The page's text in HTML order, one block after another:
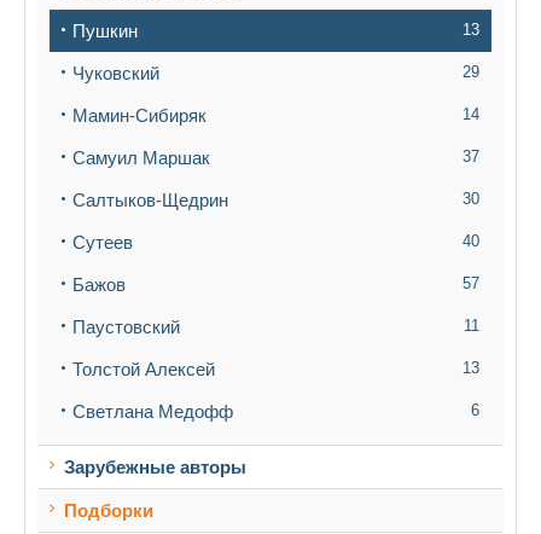
Пушкин 13
Чуковский 29
Мамин-Сибиряк 14
Самуил Маршак 37
Салтыков-Щедрин 30
Сутеев 40
Бажов 57
Паустовский 11
Толстой Алексей 13
Светлана Медофф 6
Зарубежные авторы
Подборки